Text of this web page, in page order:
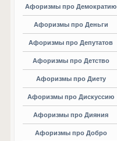
Афоризмы про Демократию
Афоризмы про Деньги
Афоризмы про Депутатов
Афоризмы про Детство
Афоризмы про Диету
Афоризмы про Дискуссию
Афоризмы про Дияния
Афоризмы про Добро